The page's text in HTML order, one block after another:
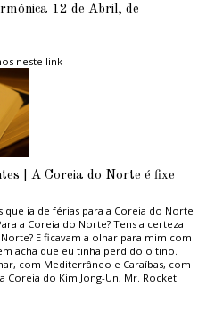
12 de Abril, de
neste link
| A Coreia do Norte é fixe
que ia de férias para a Coreia do Norte
a Coreia do Norte? Tens a certeza
E ficavam a olhar para mim com
acha que eu tinha perdido o tino.
com Mediterrâneo e Caraíbas, com
Coreia do Kim Jong-Un, Mr. Rocket